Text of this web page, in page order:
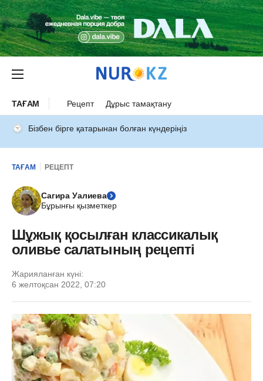
ТАҒАМ Рецепт Дұрыс тамақтану
Бізбен бірге қатарынан болған күндеріңіз
ТАҒАМ РЕЦЕПТ
Сагира Уалиева
Бұрынғы қызметкер
Шұжық қосылған классикалық
оливье салатының рецепті
Жарияланған күні:
6 желтоқсан 2022, 07:20